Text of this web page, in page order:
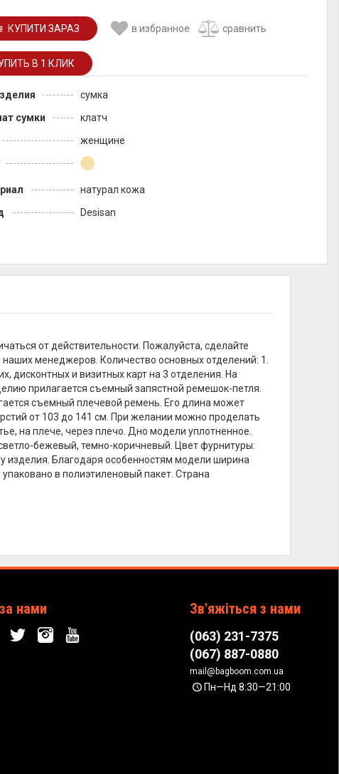
КУПИТИ ЗАРАЗ в избранное сравнить
сумка
сумки
клатч
женщине
натурал кожа
Desisan
от действительности. Пожалуйста, сделайте
менеджеров. Количество основных отделений: 1.
дисконтных и визитных карт на 3 отделения. На
прилагается съемный запястной ремешок-петля.
съемный плечевой ремень. Его длина может
от 103 до 141 см. При желании можно проделать
на плече, через плечо. Дно модели уплотненное.
бежевый, темно-коричневый. Цвет фурнитуры:
Благодаря особенностям модели ширина
в полиэтиленовый пакет. Страна
нами Зв'яжіться з нами
(063) 231-7375
(067) 887-0880
mail@bagboom.com.ua
Пн—Нд 8:30—21:00